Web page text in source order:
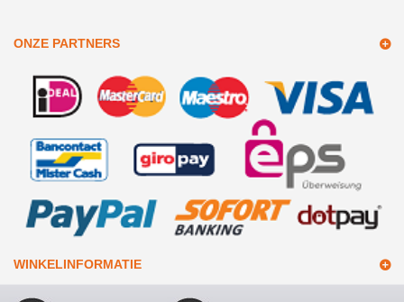
ONZE PARTNERS
WINKELINFORMATIE